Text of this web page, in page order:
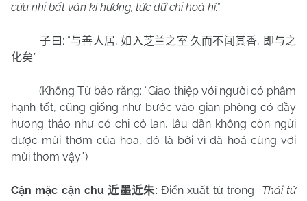
cửu nhi bất văn kì hương, tức dữ chi hoá hĩ.”
子曰 : “与善人居,如入芝兰之室 久而不闻其香, 即与之
化矣.”
(Khổng Tử bảo rằng: “Giao thiệp với người có phẩm
hạnh tốt, cũng giống như bước vào gian phòng có đầy
hương thảo như có chi cỏ lan, lâu dần không còn ngửi
được mùi thơm của hoa, đó là bởi vì đã hoá cùng với
mùi thơm vậy”.)
Cận mặc cận chu近墨近朱: Điển xuất từ trong
Thái tử